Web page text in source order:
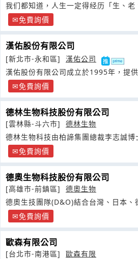
我们都知道，人生一定得经历「生、老
免費詢價
漢佑股份有限公司
[新北市-永和區]
漢佑公司
漢佑股份有限公司成立於1995年，提
衛生署法規產品與工廠資料登記
免費詢價
德林生物科技股份有限公司
[雲林縣-斗六市]
德林生物
德林生物科技由柏諦集團總裁李志誠
免費詢價
德奧生物科技股份有限公司
[高雄市-前鎮區]
德奧生物
德奧生技團隊(D&O)結合台灣、日本
免費詢價
歐森有限公司
[台北市-南港區]
歐森有限